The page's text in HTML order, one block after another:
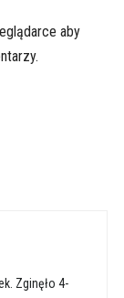
aby
Zginęło 4-